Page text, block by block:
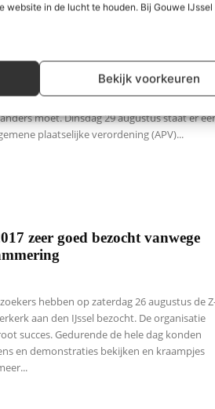
website in de lucht te houden. Bij Gouwe
Bekijk voorkeuren
Zuidplas is verboden volgens
de plaatselijke regels verboden om te
De SP-fractie in de gemeenteraad van
29 augustus staat er een
plaatselijke verordening (APV)...
zeer goed bezocht vanwege
hebben op zaterdag 26 augustus de
aan den IJssel bezocht. De organisatie
de hele dag konden
en demonstraties bekijken en kraampjes